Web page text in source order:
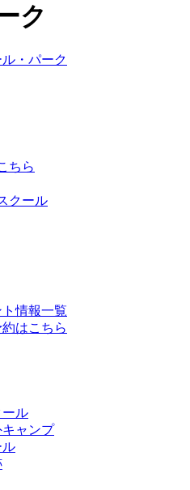
ク
ちら
クール
情報一覧
はこちら
ール
ャンプ
ル